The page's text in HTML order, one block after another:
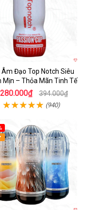
Âm Đạo Top Notch Siêu
Mịn – Thỏa Mãn Tinh Tế
280.000₫ 394.000₫
(940)